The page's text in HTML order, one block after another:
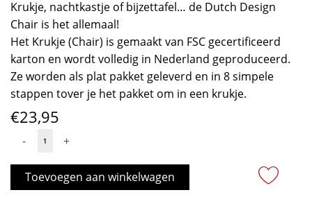
Krukje, nachtkastje of bijzettafel… de Dutch Design
Chair is het allemaal!
Het Krukje (Chair) is gemaakt van FSC gecertificeerd
karton en wordt volledig in Nederland geproduceerd.
Ze worden als plat pakket geleverd en in 8 simpele
stappen tover je het pakket om in een krukje.
€23,95
-
Leaves
-
+
Toevoegen aan winkelwagen